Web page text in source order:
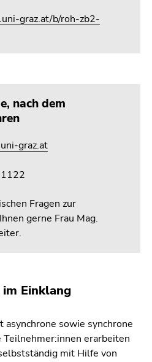
graz.at/b/roh-zb2-
nach dem
graz.at
Fragen zur
gerne Frau Mag.
Einklang
sowie synchrone
erarbeiten
mit Hilfe von